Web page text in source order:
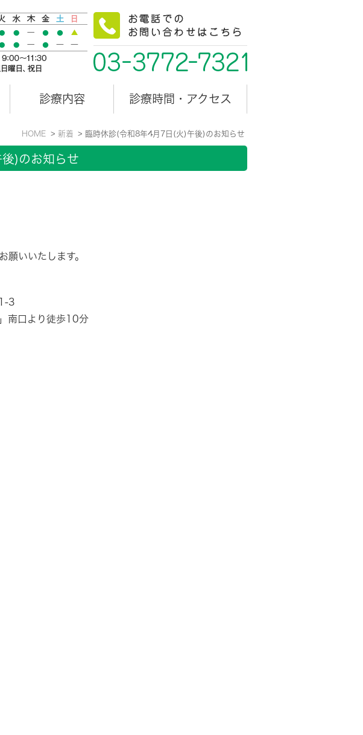
診療内容 診療時間・アクセス
HOME 新着 臨時休診(令和8年4月7日(火)午後)のお知らせ
)のお知らせ
願いいたします。
3
南口より徒歩10分